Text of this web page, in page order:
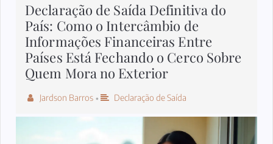
Declaração de Saída Definitiva do
País: Como o Intercâmbio de
Informações Financeiras Entre
Países Está Fechando o Cerco Sobre
Quem Mora no Exterior
Jardson Barros • Declaração de Saída